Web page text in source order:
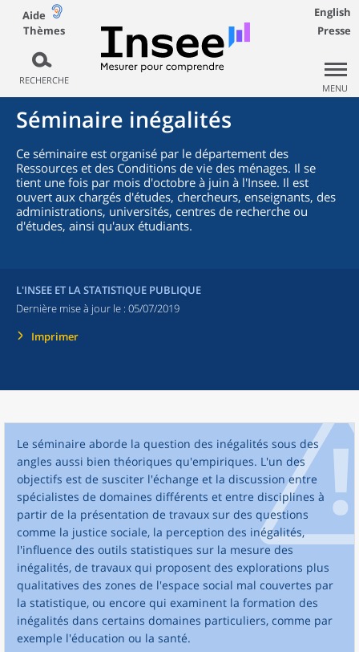
Aide
Thèmes
RECHERCHE
English
Presse
MENU
Séminaire inégalités
Ce séminaire est organisé par le département des
Ressources et des Conditions de vie des ménages. Il se
tient une fois par mois d'octobre à juin à l'Insee. Il est
ouvert aux chargés d'études, chercheurs, enseignants, des
administrations, universités, centres de recherche ou
d'études, ainsi qu'aux étudiants.
L'INSEE ET LA STATISTIQUE PUBLIQUE
Dernière mise à jour le : 05/07/2019
Imprimer
Le séminaire aborde la question des inégalités sous des
angles aussi bien théoriques qu'empiriques. L'un des
objectifs est de susciter l'échange et la discussion entre
spécialistes de domaines différents et entre disciplines à
partir de la présentation de travaux sur des questions
comme la justice sociale, la perception des inégalités,
l'influence des outils statistiques sur la mesure des
inégalités, de travaux qui proposent des explorations plus
qualitatives des zones de l'espace social mal couvertes par
la statistique, ou encore qui examinent la formation des
inégalités dans certains domaines particuliers, comme par
exemple l'éducation ou la santé.